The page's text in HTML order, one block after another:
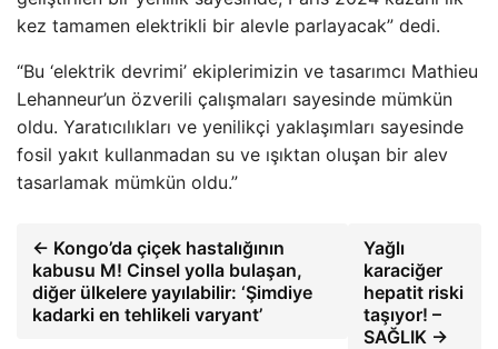
kez tamamen elektrikli bir alevle parlayacak” dedi.
“Bu ‘elektrik devrimi’ ekiplerimizin ve tasarımcı Mathieu
Lehanneur’un özverili çalışmaları sayesinde mümkün
oldu. Yaratıcılıkları ve yenilikçi yaklaşımları sayesinde
fosil yakıt kullanmadan su ve ışıktan oluşan bir alev
tasarlamak mümkün oldu.”
← Kongo’da çiçek hastalığının
kabusu M! Cinsel yolla bulaşan,
diğer ülkelere yayılabilir: ‘Şimdiye
kadarki en tehlikeli varyant’
Yağlı
karaciğer
hepatit riski
taşıyor! –
SAĞLIK →